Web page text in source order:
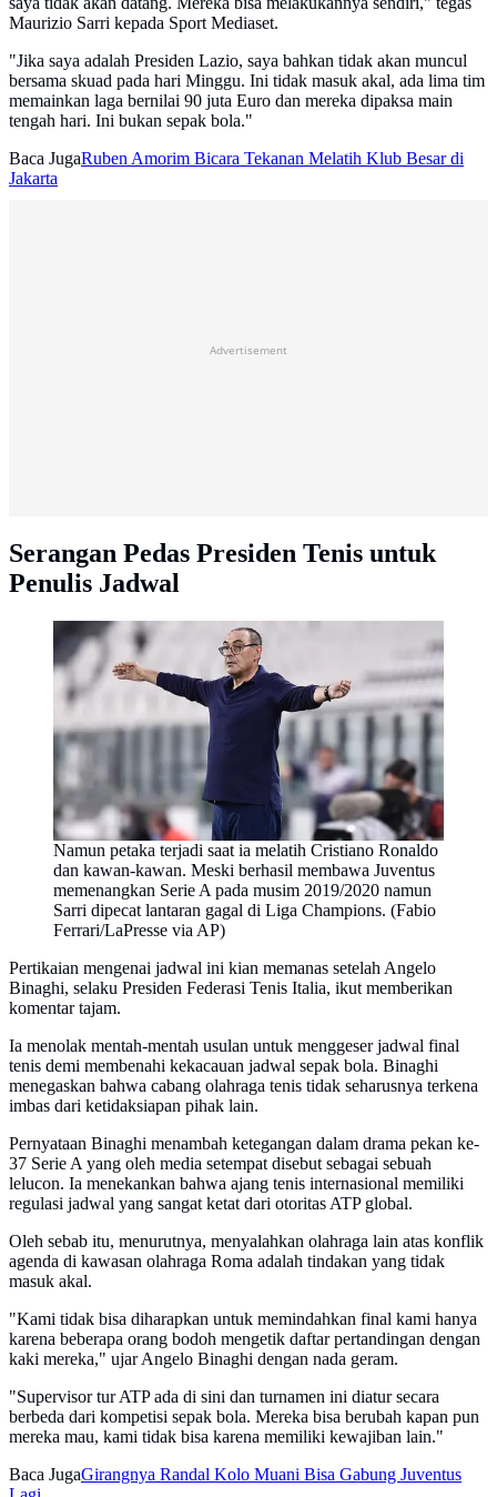
Maurizio Sarri kepada Sport Mediaset.
"Jika saya adalah Presiden Lazio, saya bahkan tidak akan muncul
bersama skuad pada hari Minggu. Ini tidak masuk akal, ada lima tim
memainkan laga bernilai 90 juta Euro dan mereka dipaksa main
tengah hari. Ini bukan sepak bola."
Baca JugaRuben Amorim Bicara Tekanan Melatih Klub Besar di
Jakarta
Advertisement
Serangan Pedas Presiden Tenis untuk
Penulis Jadwal
Namun petaka terjadi saat ia melatih Cristiano Ronaldo
dan kawan-kawan. Meski berhasil membawa Juventus
memenangkan Serie A pada musim 2019/2020 namun
Sarri dipecat lantaran gagal di Liga Champions. (Fabio
Ferrari/LaPresse via AP)
Pertikaian mengenai jadwal ini kian memanas setelah Angelo
Binaghi, selaku Presiden Federasi Tenis Italia, ikut memberikan
komentar tajam.
Ia menolak mentah-mentah usulan untuk menggeser jadwal final
tenis demi membenahi kekacauan jadwal sepak bola. Binaghi
menegaskan bahwa cabang olahraga tenis tidak seharusnya terkena
imbas dari ketidaksiapan pihak lain.
Pernyataan Binaghi menambah ketegangan dalam drama pekan ke-
37 Serie A yang oleh media setempat disebut sebagai sebuah
lelucon. Ia menekankan bahwa ajang tenis internasional memiliki
regulasi jadwal yang sangat ketat dari otoritas ATP global.
Oleh sebab itu, menurutnya, menyalahkan olahraga lain atas konflik
agenda di kawasan olahraga Roma adalah tindakan yang tidak
masuk akal.
"Kami tidak bisa diharapkan untuk memindahkan final kami hanya
karena beberapa orang bodoh mengetik daftar pertandingan dengan
kaki mereka," ujar Angelo Binaghi dengan nada geram.
"Supervisor tur ATP ada di sini dan turnamen ini diatur secara
berbeda dari kompetisi sepak bola. Mereka bisa berubah kapan pun
mereka mau, kami tidak bisa karena memiliki kewajiban lain."
Baca JugaGirangnya Randal Kolo Muani Bisa Gabung Juventus